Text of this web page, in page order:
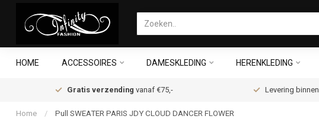
HOME ACCESSOIRES DAMESKLEDING HERENKLEDING
Gratis verzending vanaf €75,- Levering binnen
Home / Pull SWEATER PARIS JDY CLOUD DANCER FLOWER